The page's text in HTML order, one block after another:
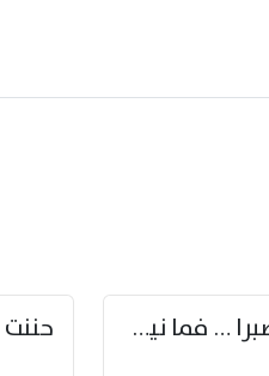
فصبرا في مجال الموت صبرا … فما نيل الخلود بمستطاع